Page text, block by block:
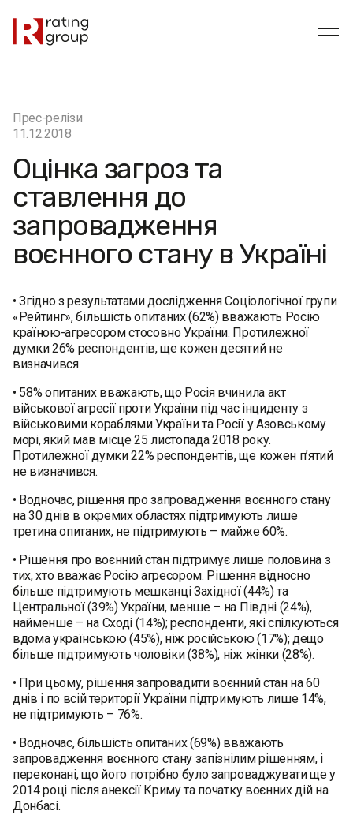
Прес-релізи
11.12.2018
Оцінка загроз та
ставлення до
запровадження
воєнного стану в Україні
• Згідно з результатами дослідження Соціологічної групи
«Рейтинг», більшість опитаних (62%) вважають Росію
країною-агресором стосовно України. Протилежної
думки 26% респондентів, ще кожен десятий не
визначився.
• 58% опитаних вважають, що Росія вчинила акт
військової агресії проти України під час інциденту з
військовими кораблями України та Росії у Азовському
морі, який мав місце 25 листопада 2018 року.
Протилежної думки 22% респондентів, ще кожен п’ятий
не визначився.
• Водночас, рішення про запровадження воєнного стану
на 30 днів в окремих областях підтримують лише
третина опитаних, не підтримують – майже 60%.
• Рішення про воєнний стан підтримує лише половина з
тих, хто вважає Росію агресором. Рішення відносно
більше підтримують мешканці Західної (44%) та
Центральної (39%) України, менше – на Півдні (24%),
найменше – на Сході (14%); респонденти, які спілкуються
вдома українською (45%), ніж російською (17%); дещо
більше підтримують чоловіки (38%), ніж жінки (28%).
• При цьому, рішення запровадити воєнний стан на 60
днів і по всій території України підтримують лише 14%,
не підтримують – 76%.
• Водночас, більшість опитаних (69%) вважають
запровадження воєнного стану запізнілим рішенням, і
переконані, що його потрібно було запроваджувати ще у
2014 році після анексії Криму та початку воєнних дій на
Донбасі.